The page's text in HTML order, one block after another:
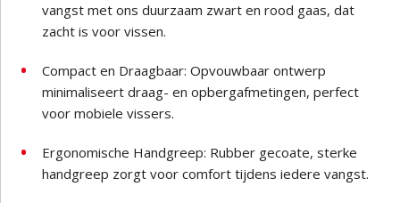
vangst met ons duurzaam zwart en rood gaas, dat
zacht is voor vissen.
Compact en Draagbaar: Opvouwbaar ontwerp
minimaliseert draag- en opbergafmetingen, perfect
voor mobiele vissers.
Ergonomische Handgreep: Rubber gecoate, sterke
handgreep zorgt voor comfort tijdens iedere vangst.